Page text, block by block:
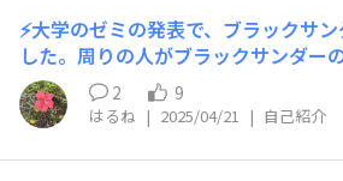
しさでした。 ⚡いつもこんな時に食
つには何かしらのブラックサンダー
⚡ブラックサンダー黒い秘密基地にひ
トが開設されてから、なかなか行動
⚡大学のゼミの発表で、ブラックサ
した。周りの人がブラックサンダー
えてくれるようになりました^^ コメ
も、もちろん追いかけます！
2 9
はるね | 2025/04/21 | 自己紹介